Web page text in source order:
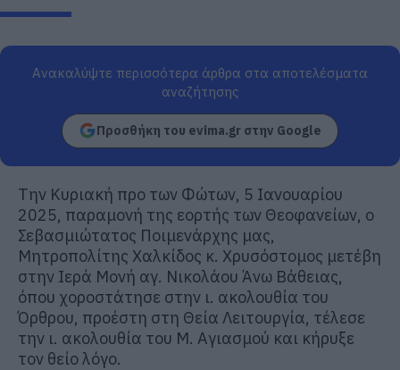
Ανακαλύψτε περισσότερα άρθρα στα αποτελέσματα
αναζήτησης
Προσθήκη του evima.gr στην Google
Την Κυριακή προ των Φώτων, 5 Ιανουαρίου
2025, παραμονή της εορτής των Θεοφανείων, ο
Σεβασμιώτατος Ποιμενάρχης μας,
Μητροπολίτης Χαλκίδος κ. Χρυσόστομος μετέβη
στην Ιερά Μονή αγ. Νικολάου Άνω Βάθειας,
όπου χοροστάτησε στην ι. ακολουθία του
Όρθρου, προέστη στη Θεία Λειτουργία, τέλεσε
την ι. ακολουθία του Μ. Αγιασμού και κήρυξε
τον θείο λόγο.